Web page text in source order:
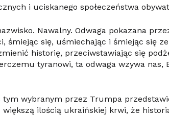
i uciskanego społeczeństwa
Nawalny. Odwaga pokazana
śmiejąc się, uśmiechając i śmiejąc się
historię, przeciwstawiając się
tyranowi, ta odwaga wzywa nas,
tym wybranym przez Trumpa
większą ilością ukraińskiej krwi, że